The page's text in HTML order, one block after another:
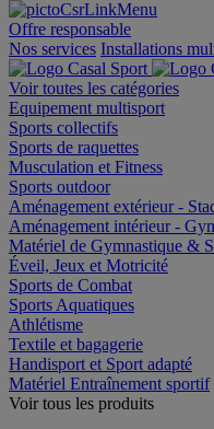
Offre responsable
Nos services Installations
Voir toutes les catégories
Equipement multisport
Sports collectifs
Sports de raquettes
Musculation et Fitness
Sports outdoor
Aménagement extérieur -
Aménagement intérieur -
Matériel de Gymnastique &
Éveil, Jeux et Motricité
Sports de Combat
Sports Aquatiques
Athlétisme
Textile et bagagerie
Handisport et Sport adapté
Matériel Entraînement sportif
Voir tous les produits